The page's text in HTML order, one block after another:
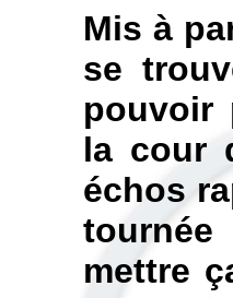
Mis à
se
pouvoir
la cour
échos
mettre